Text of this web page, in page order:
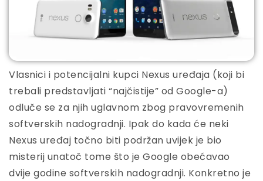
Vlasnici i potencijalni kupci Nexus uređaja (koji bi
trebali predstavljati “najčistije” od Google-a)
odluče se za njih uglavnom zbog pravovremenih
softverskih nadogradnji. Ipak do kada će neki
Nexus uređaj točno biti podržan uvijek je bio
misterij unatoč tome što je Google obećavao
dvije godine softverskih nadogradnji. Konkretno je